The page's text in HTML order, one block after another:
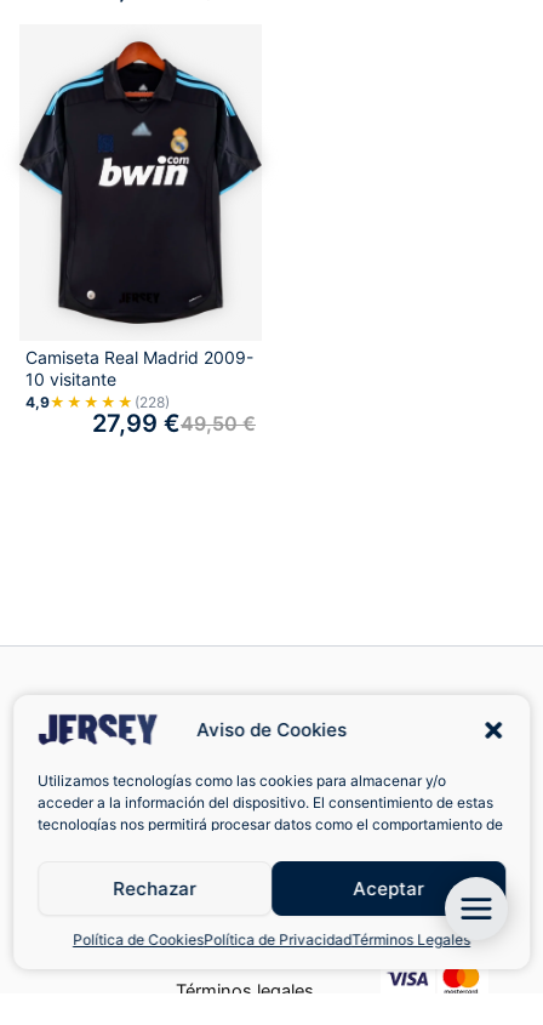
Aviso de Cookies
Utilizamos tecnologías como las cookies para almacenar y/o
acceder a la información del dispositivo. El consentimiento de estas
tecnologías nos permitirá procesar datos como el comportamiento de
retirar el consentimiento, puede afectar negativamente a ciertas
características y funciones.
Aceptar
Rechazar
Política de CookiesPolítica de PrivacidadTérminos Legales
Camiseta Real Madrid 2009-
10 visitante
4,9★★★★★ (228)
49,50€
27,99 €
Cambios y
devoluciones
Política de Cookies
Términos legales
Facebook
Madrid